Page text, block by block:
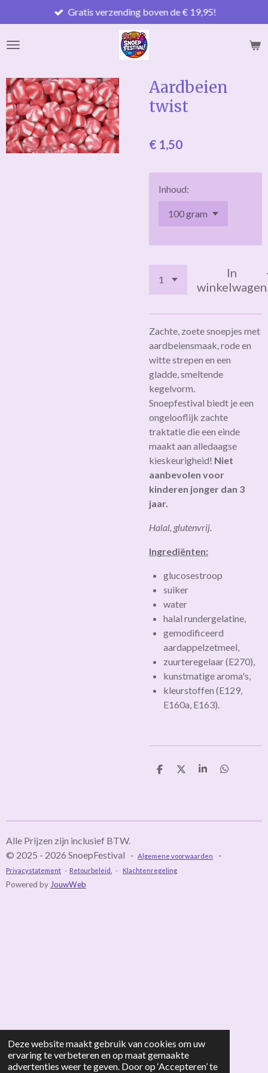
Deze website maakt gebruik van cookies om uw
ervaring te verbeteren en op maat gemaakte
advertenties weer te geven. Door op ‘Accepteren’ te
direct
naar
Gratis verzending boven de € 19,95!
Aardbeien
twist
€ 1,50
Inhoud:
In
winkelwagen
Zachte, zoete snoepjes met
aardbeiensmaak, rode en
witte strepen en een
gladde, smeltende
kegelvorm.
Snoepfestival biedt je een
ongelooflijk zachte
traktatie die een einde
maakt aan alledaagse
kieskeurigheid! Niet
aanbevolen voor
kinderen jonger dan 3
jaar.
Halal, glutenvrij.
Ingrediënten:
glucosestroop
suiker
water
halal rundergelatine,
gemodificeerd
aardappelzetmeel,
zuurteregelaar (E270),
kunstmatige aroma's,
kleurstoffen (E129,
E160a, E163).
D
D
S
D
Alle Prijzen zijn inclusief BTW.
© 2025 - 2026 SnoepFestival - Algemene voorwaarden -
Privacystatement - Retourbeleid. - Klachtenregeling
Powered by JouwWeb